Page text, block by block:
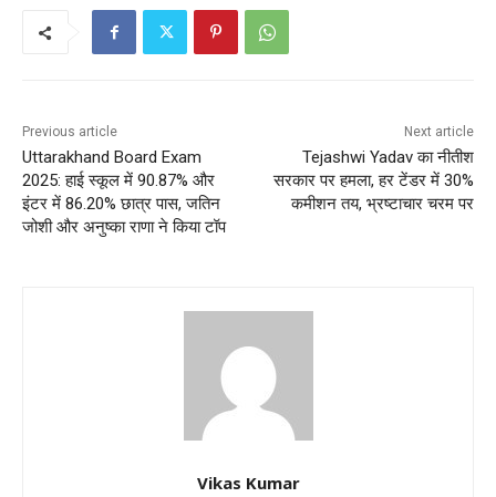
Previous article
Uttarakhand Board Exam
2025: हाई स्कूल में 90.87% और
इंटर में 86.20% छात्र पास, जतिन
जोशी और अनुष्का राणा ने किया टॉप
Next article
Tejashwi Yadav का नीतीश
सरकार पर हमला, हर टेंडर में 30%
कमीशन तय, भ्रष्टाचार चरम पर
Vikas Kumar